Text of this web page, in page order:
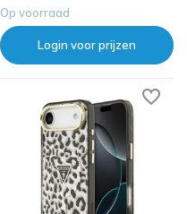
Op voorraad
Login voor prijzen